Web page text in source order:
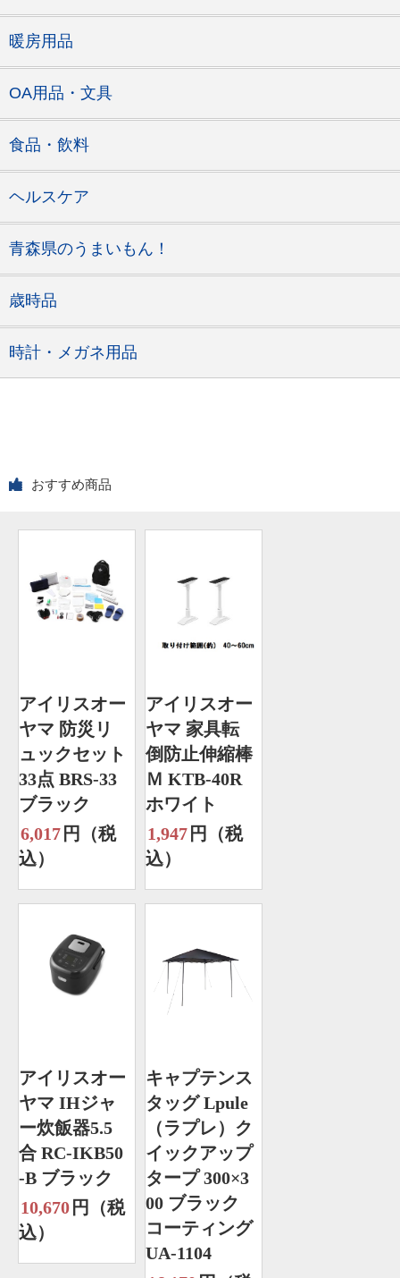
暖房用品
OA用品・文具
食品・飲料
ヘルスケア
青森県のうまいもん！
歳時品
時計・メガネ用品
おすすめ商品
アイリスオー
ヤマ 防災リ
ュックセット
33点 BRS-33
ブラック
6,017 円（税
込）
アイリスオー
ヤマ 家具転
倒防止伸縮棒
Ｍ KTB-40R
ホワイト
1,947 円（税
込）
アイリスオー
ヤマ IHジャ
ー炊飯器5.5
合 RC-IKB50
-B ブラック
10,670 円（税
込）
キャプテンス
タッグ Lpule
（ラプレ）ク
イックアップ
タープ 300×3
00 ブラック
コーティング
UA-1104